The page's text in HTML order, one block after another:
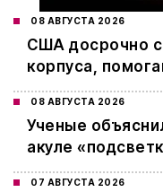
08 АВГУСТА 2026
США досрочно
корпуса,
08 АВГУСТА 2026
Ученые
акуле
07 АВГУСТА 2026